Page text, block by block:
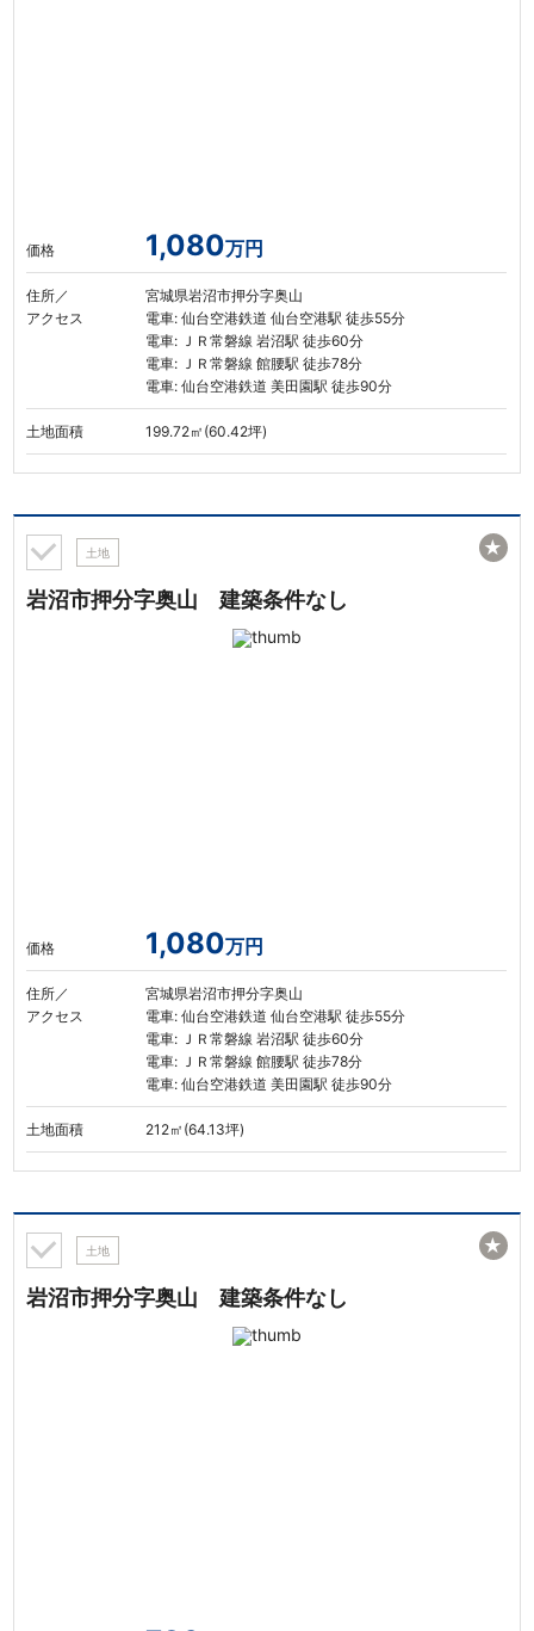
価格 1,080万円
住所／
アクセス
宮城県岩沼市押分字奥山
電車: 仙台空港鉄道 仙台空港駅 徒歩55分
電車: ＪＲ常磐線 岩沼駅 徒歩60分
電車: ＪＲ常磐線 館腰駅 徒歩78分
電車: 仙台空港鉄道 美田園駅 徒歩90分
土地面積 199.72㎡(60.42坪)
土地
岩沼市押分字奥山 建築条件なし
価格 1,080万円
住所／
アクセス
宮城県岩沼市押分字奥山
電車: 仙台空港鉄道 仙台空港駅 徒歩55分
電車: ＪＲ常磐線 岩沼駅 徒歩60分
電車: ＪＲ常磐線 館腰駅 徒歩78分
電車: 仙台空港鉄道 美田園駅 徒歩90分
土地面積 212㎡(64.13坪)
★
土地
岩沼市押分字奥山 建築条件なし
★